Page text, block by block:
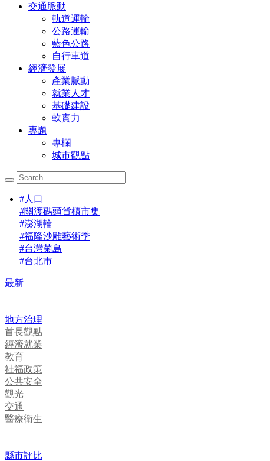
交通脈動
軌道運輸
公路運輸
藍色公路
自行車道
經濟發展
產業脈動
就業人才
基礎建設
軟實力
專題
專欄
城市觀點
#人口
#關渡碼頭貨櫃市集
#澎湖輪
#福隆沙雕藝術季
#台灣菊島
#台北市
最新
地方治理
首長觀點
經濟就業
教育
社福政策
公共安全
觀光
交通
醫療衛生
縣市評比